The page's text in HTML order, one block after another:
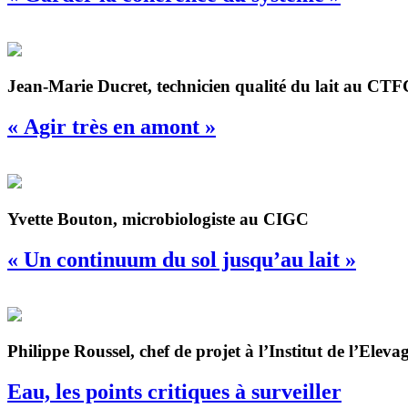
Jean-Marie Ducret, technicien qualité du lait au
« Agir très en amont »
Yvette Bouton, microbiologiste au CIGC
« Un continuum du sol jusqu’au lait »
Philippe Roussel, chef de projet à l’Institut de
Eau, les points critiques à surveiller